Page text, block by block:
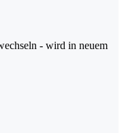
- wird in neuem